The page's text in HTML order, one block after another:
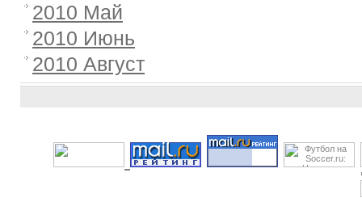
2010 Май
2010 Июнь
2010 Август